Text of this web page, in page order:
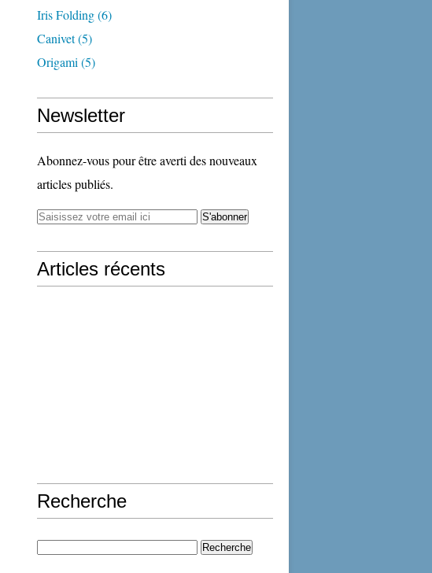
Iris Folding(6)
Canivet(5)
Origami (5)
Newsletter
Abonnez-vous pour être averti des nouveaux
articles publiés.
Articles récents
Recherche